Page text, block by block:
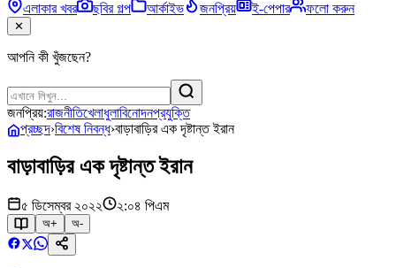
এলাকার খবর
ছবির গল্প আর্কাইভ জনপ্রিয় ই-পেপার ফলো করুন
✕
আপনি কী খুঁজছেন?
জনপ্রিয়:রাজনীতিখেলাধুলাবিনোদনপ্রযুক্তি
প্রচ্ছদ›বিশেষ নিবন্ধ›বাড়াবাড়ির এক দৃষ্টান্ত ইরান
বাড়াবাড়ির এক দৃষ্টান্ত ইরান
৫ ডিসেম্বর ২০২২ ২:০৪ পিএম
অ+ অ-